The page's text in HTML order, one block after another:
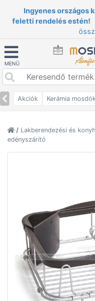
Ingyenes országos
feletti rendelés estén!
MENÜ
M
Akciók Kerámia
/ Lakberendezési és
edényszárító